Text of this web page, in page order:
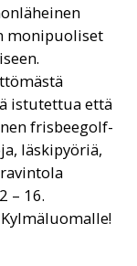
monipuoliset
istutettua että
frisbeegolf-
läskipyöriä,
– 16.